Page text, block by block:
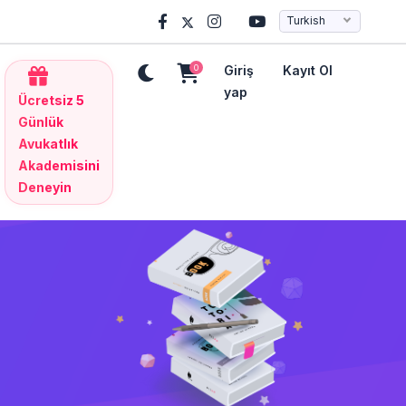
Turkish
Ücretsiz 5
Günlük
Avukatlık
Akademisini
Deneyin
0
Giriş
yap
Kayıt Ol